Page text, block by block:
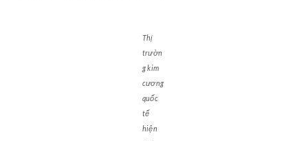
Thị
trườn
g kim
cương
quốc
tế
hiện